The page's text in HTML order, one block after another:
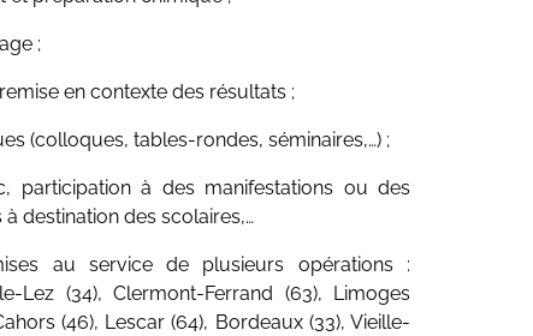
;
en contexte des résultats ;
(colloques, tables-rondes, séminaires,…) ;
participation à des manifestations ou des
destination des scolaires,…
au service de plusieurs opérations :
Lez (34), Clermont-Ferrand (63), Limoges
(46), Lescar (64), Bordeaux (33), Vieille-